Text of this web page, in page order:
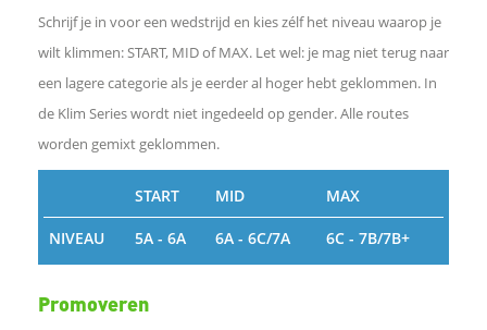
e
b
k
D
Schrijf je in voor een wedstrijd en kies zélf het niveau waarop je
wilt klimmen: START, MID of MAX. Let wel: je mag niet terug naar
een lagere categorie als je eerder al hoger hebt geklommen. In
de Klim Series wordt niet ingedeeld op gender. Alle routes
worden gemixt geklommen.
START MID MAX
NIVEAU 5A - 6A 6A - 6C/7A 6C - 7B/7B+
Promoveren